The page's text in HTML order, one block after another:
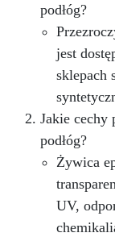
marmuru
dla osób
pracach
etapy
aplikacji
uzyskania
Wynikiem
wodę,
wnętrze
podłóg?
jest
sklepach
Jakie cechy
podłóg?
Żywica
UV,